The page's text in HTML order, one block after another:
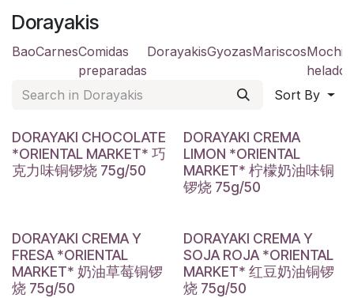
Dorayakis
BaoCarnesComidas
preparadas
DorayakisGyozasMariscosMochis
helado
Sort By
DORAYAKI CHOCOLATE
*ORIENTAL MARKET* 巧
克力味铜锣烧 75g/50
DORAYAKI CREMA
LIMON *ORIENTAL
MARKET* 柠檬奶油味铜
锣烧 75g/50
DORAYAKI CREMA Y
FRESA *ORIENTAL
MARKET* 奶油草莓铜锣
烧 75g/50
DORAYAKI CREMA Y
SOJA ROJA *ORIENTAL
MARKET* 红豆奶油铜锣
烧 75g/50